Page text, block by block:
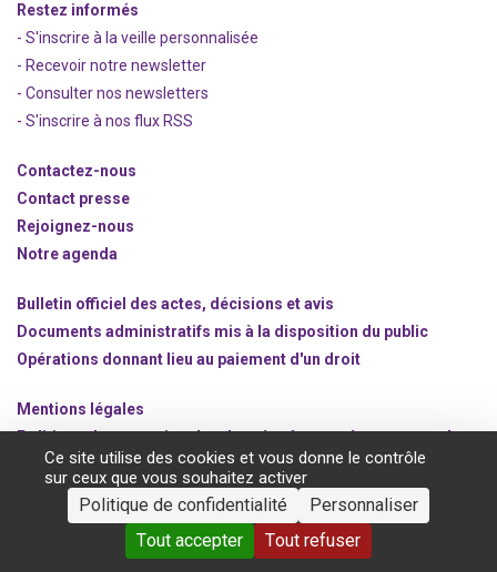
Restez informés
- S'inscrire à la veille personnalisée
- Recevoir notre newsletter
- Consulter nos newsletters
- S'inscrire à nos flux RSS
Contactez-nous
Contact presse
Rejoignez-nous
Notre agenda
Bulletin officiel des actes, décisions et avis
Documents administratifs mis à la disposition du public
Opérations donnant lieu au paiement d'un droit
Mentions légales
Politique de protection des données à caractère personnel
Gestion des cookies
©2020 ANSM.SANTE.FR
Ce site utilise des cookies et vous donne le contrôle
sur ceux que vous souhaitez activer
Tout accepter Tout refuser
Personnaliser
Politique de confidentialité